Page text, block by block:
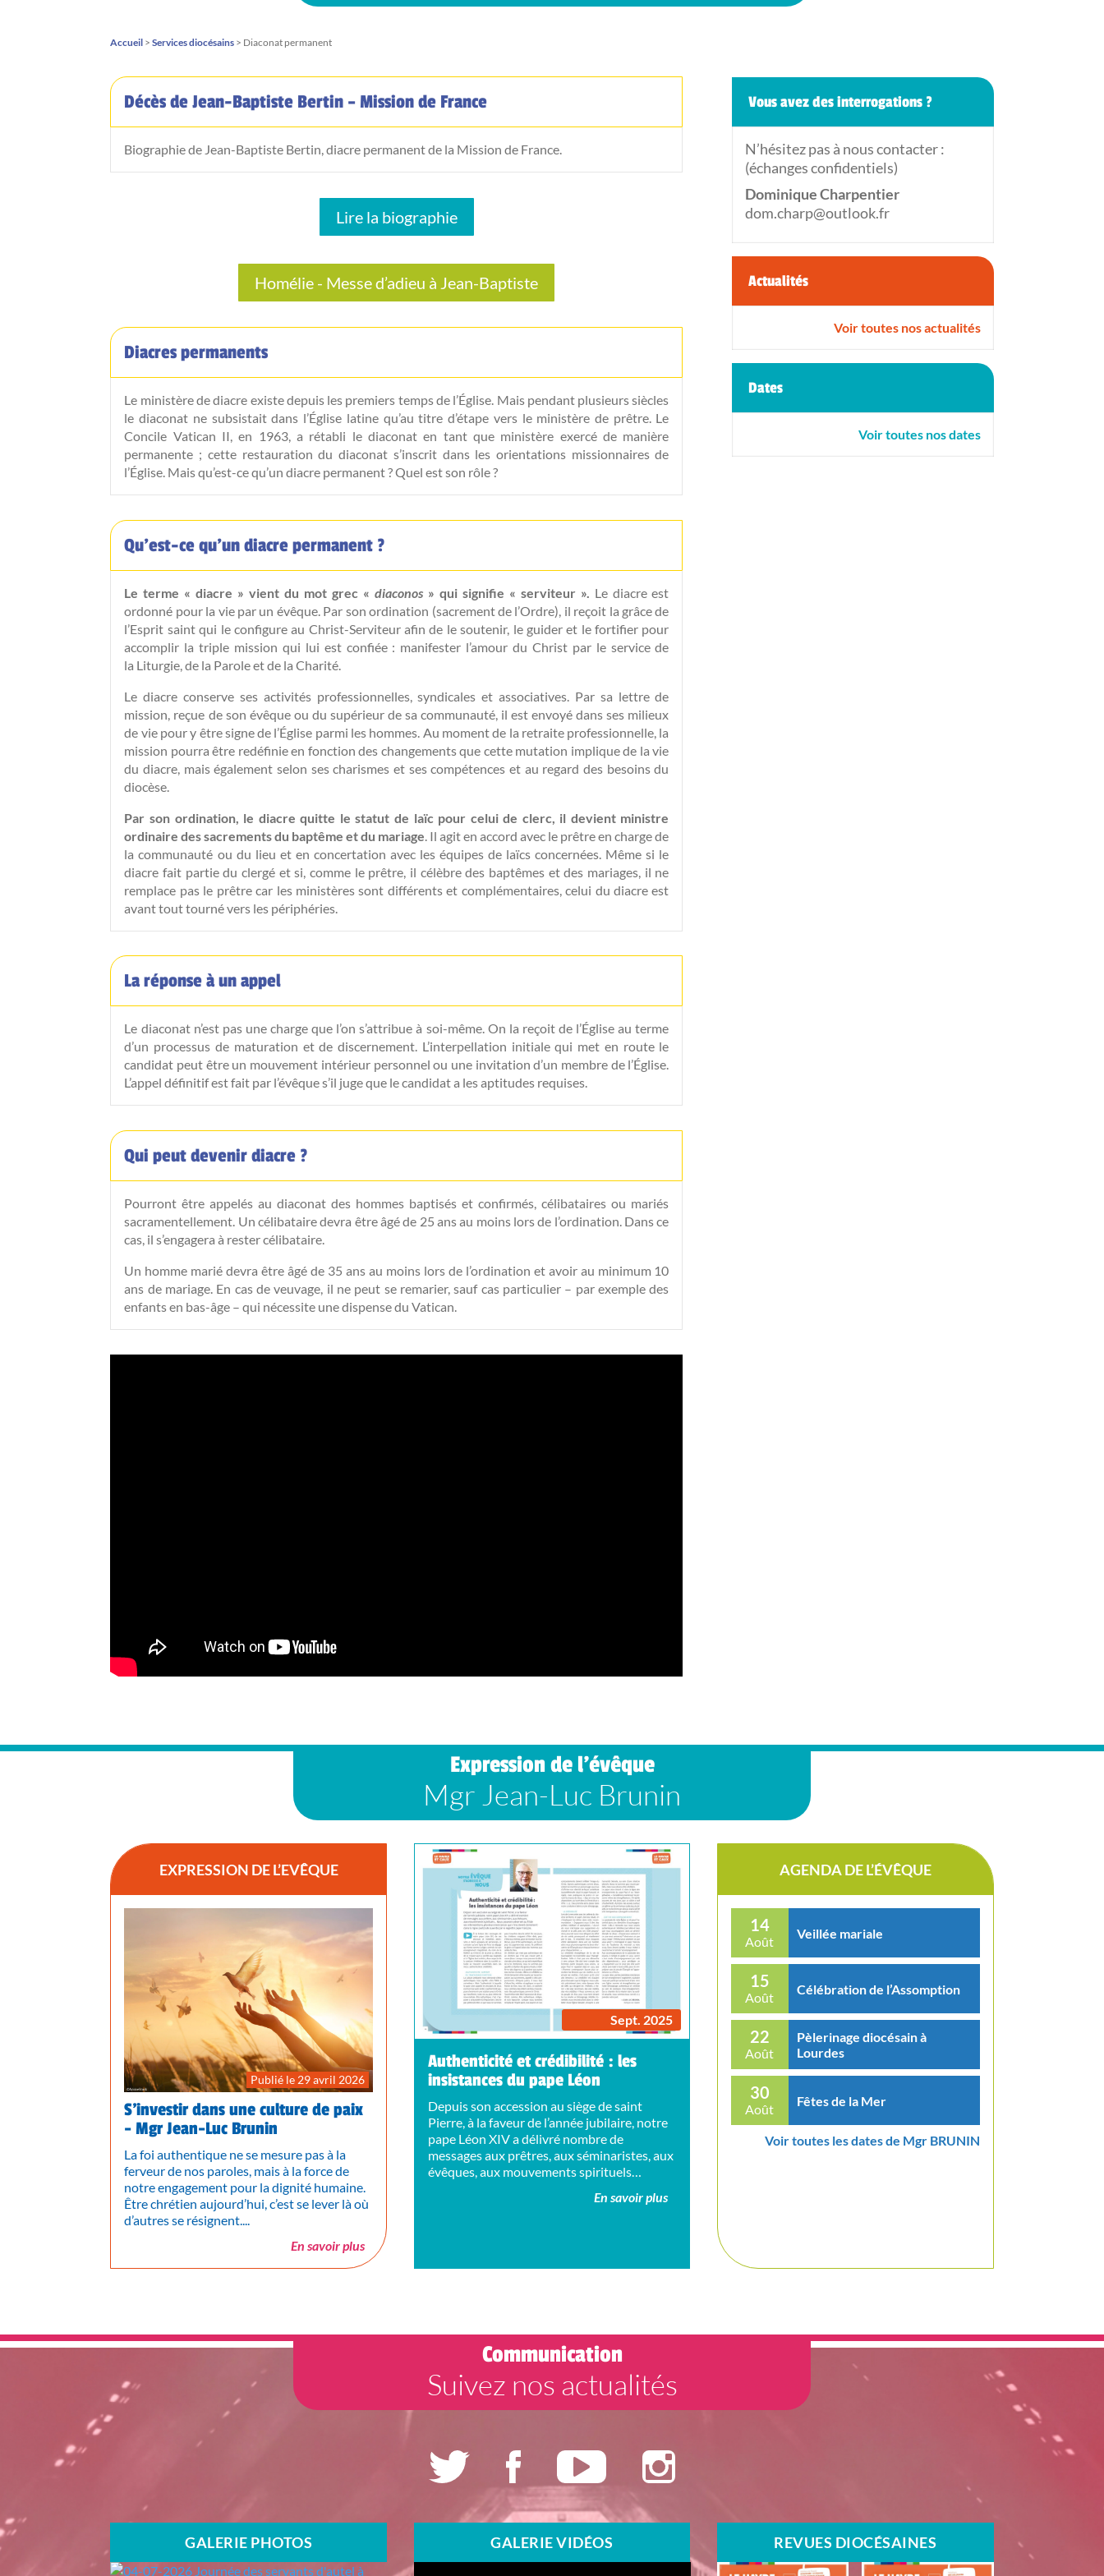
Accueil >Services diocésains > Diaconat permanent
Décès de Jean-Baptiste Bertin – Mission de France
Biographie de Jean-Baptiste Bertin, diacre permanent de la Mission de France.
Lire la biographie
Homélie - Messe d’adieu à Jean-Baptiste
Diacres permanents
Le ministère de diacre existe depuis les premiers temps de l’Église. Mais pendant plusieurs siècles
le diaconat ne subsistait dans l’Église latine qu’au titre d’étape vers le ministère de prêtre. Le
Concile Vatican II, en 1963, a rétabli le diaconat en tant que ministère exercé de manière
permanente ; cette restauration du diaconat s’inscrit dans les orientations missionnaires de
l’Église. Mais qu’est-ce qu’un diacre permanent ? Quel est son rôle ?
Qu’est-ce qu’un diacre permanent ?
Le terme « diacre » vient du mot grec « diaconos » qui signifie « serviteur ». Le diacre est
ordonné pour la vie par un évêque. Par son ordination (sacrement de l’Ordre), il reçoit la grâce de
l’Esprit saint qui le configure au Christ-Serviteur afin de le soutenir, le guider et le fortifier pour
accomplir la triple mission qui lui est confiée : manifester l’amour du Christ par le service de
la Liturgie, de la Parole et de la Charité.
Le diacre conserve ses activités professionnelles, syndicales et associatives. Par sa lettre de
mission, reçue de son évêque ou du supérieur de sa communauté, il est envoyé dans ses milieux
de vie pour y être signe de l’Église parmi les hommes. Au moment de la retraite professionnelle, la
mission pourra être redéfinie en fonction des changements que cette mutation implique de la vie
du diacre, mais également selon ses charismes et ses compétences et au regard des besoins du
diocèse.
Par son ordination, le diacre quitte le statut de laïc pour celui de clerc, il devient ministre
ordinaire des sacrements du baptême et du mariage. Il agit en accord avec le prêtre en charge de
la communauté ou du lieu et en concertation avec les équipes de laïcs concernées. Même si le
diacre fait partie du clergé et si, comme le prêtre, il célèbre des baptêmes et des mariages, il ne
remplace pas le prêtre car les ministères sont différents et complémentaires, celui du diacre est
avant tout tourné vers les périphéries.
La réponse à un appel
Le diaconat n’est pas une charge que l’on s’attribue à soi-même. On la reçoit de l’Église au terme
d’un processus de maturation et de discernement. L’interpellation initiale qui met en route le
candidat peut être un mouvement intérieur personnel ou une invitation d’un membre de l’Église.
L’appel définitif est fait par l’évêque s’il juge que le candidat a les aptitudes requises.
Qui peut devenir diacre ?
Pourront être appelés au diaconat des hommes baptisés et confirmés, célibataires ou mariés
sacramentellement. Un célibataire devra être âgé de 25 ans au moins lors de l’ordination. Dans ce
cas, il s’engagera à rester célibataire.
Un homme marié devra être âgé de 35 ans au moins lors de l’ordination et avoir au minimum 10
ans de mariage. En cas de veuvage, il ne peut se remarier, sauf cas particulier – par exemple des
enfants en bas-âge – qui nécessite une dispense du Vatican.
Vous avez des interrogations ?
N’hésitez pas à nous contacter :
(échanges confidentiels)
Dominique Charpentier
dom.charp@outlook.fr
Actualités
Voir toutes nos actualités
Dates
Voir toutes nos dates
Expression de l’évêque
Mgr Jean-Luc Brunin
EXPRESSION DE L’EVÊQUE
Publié le 29 avril 2026
S’investir dans une culture de paix
- Mgr Jean-Luc Brunin
La foi authentique ne se mesure pas à la
ferveur de nos paroles, mais à la force de
notre engagement pour la dignité humaine.
Être chrétien aujourd’hui, c’est se lever là où
d’autres se résignent....
En savoir plus
Sept. 2025
Authenticité et crédibilité : les
insistances du pape Léon
Depuis son accession au siège de saint
Pierre, à la faveur de l’année jubilaire, notre
pape Léon XIV a délivré nombre de
messages aux prêtres, aux séminaristes, aux
évêques, aux mouvements spirituels…
En savoir plus
AGENDA DE L’ÉVÊQUE
14
Août
Veillée mariale
15
Août
Célébration de l’Assomption
22
Août
Pèlerinage diocésain à
Lourdes
30
Août
Fêtes de la Mer
Voir toutes les dates de Mgr BRUNIN
Communication
Suivez nos actualités
GALERIE PHOTOS GALERIE VIDÉOS REVUES DIOCÉSAINES